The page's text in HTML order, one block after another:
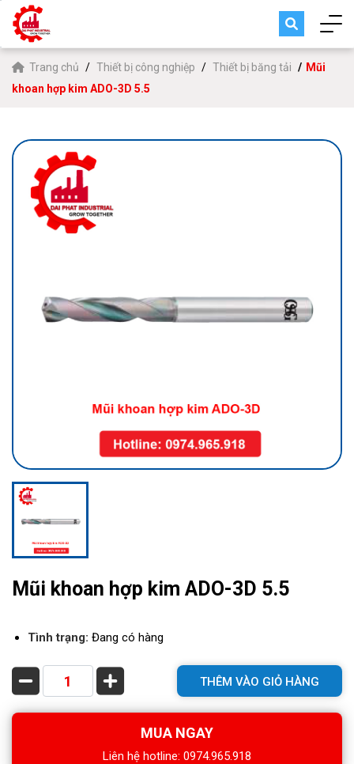
Trang chủ Thiết bị công nghiệp Thiết bị băng tải
Mũi
khoan hợp kim ADO-3D 5.5
Mũi khoan hợp kim ADO-3D 5.5
Tình trạng: Đang có hàng
THÊM VÀO GIỎ HÀNG
MUA NGAY
Liên hệ hotline: 0974.965.918